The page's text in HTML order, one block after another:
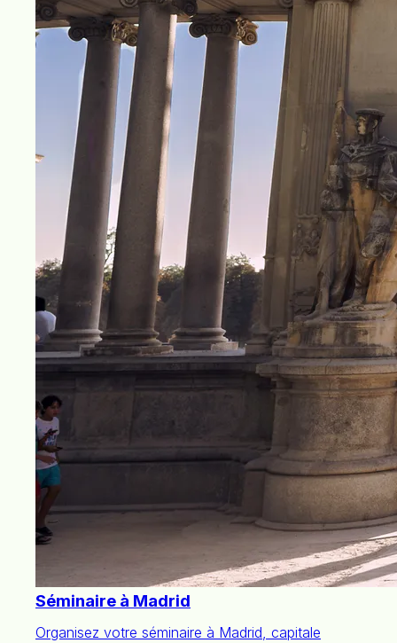
Séminaire à Madrid
Organisez votre séminaire à Madrid, capitale